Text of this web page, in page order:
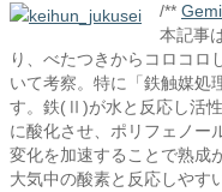
/**
本記事
り、べたつきからコロコロ
いて考察。特に「鉄触媒処
す。鉄(Ⅱ)が水と反応し活
に酸化させ、ポリフェノー
変化を加速することで熟成
大気中の酸素と反応しやす